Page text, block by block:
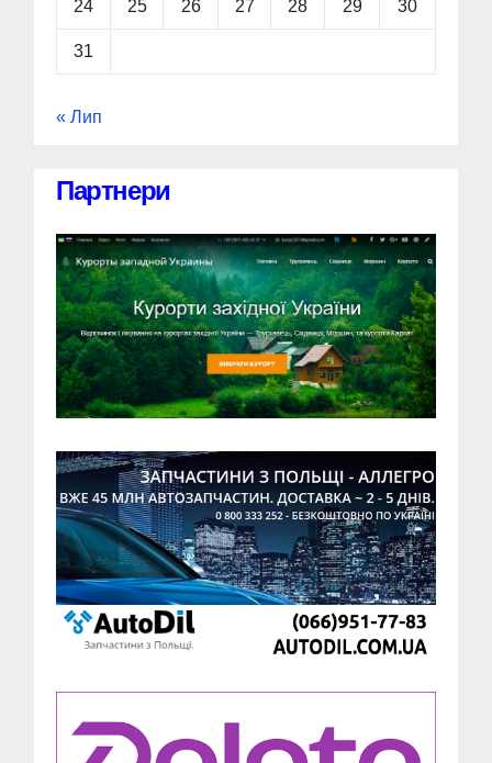
24 25 26 27 28 29 30
31
« Лип
Партнери